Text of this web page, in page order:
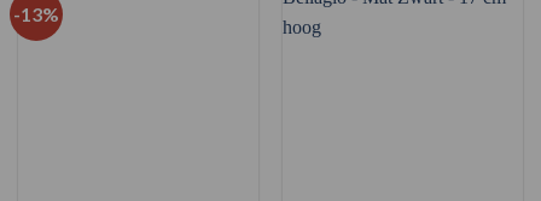
-13%